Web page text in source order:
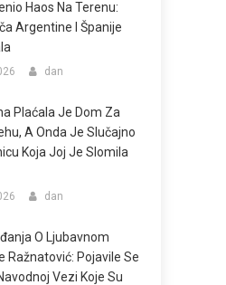
Haos Na Terenu:
Argentine I Španije
dan
Plaćala Je Dom Za
A Onda Je Slučajno
Koja Joj Je Slomila
dan
O Ljubavnom
Ražnatović: Pojavile Se
Vezi Koje Su